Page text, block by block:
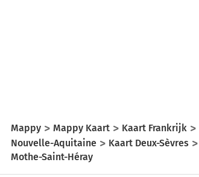
Mappy Mappy Kaart Kaart Frankrijk
Nouvelle-Aquitaine
Kaart Deux-Sèvres
Mothe-Saint-Héray